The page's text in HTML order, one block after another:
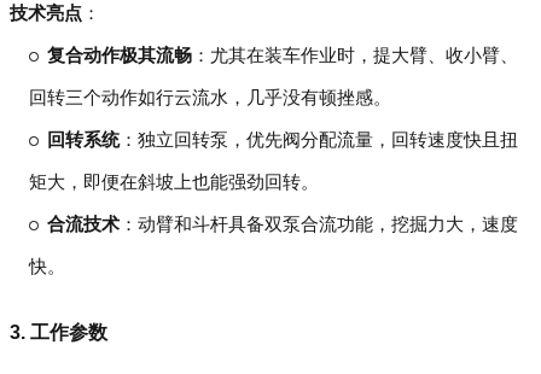
技术亮点 ：
复合动作极其流畅 ：尤其在装车作业时，提大臂、收小臂、
回转三个动作如行云流水，几乎没有顿挫感。
回转系统：独立回转泵，优先阀分配流量，回转速度快且扭
矩大，即便在斜坡上也能强劲回转。
合流技术 ：动臂和斗杆具备双泵合流功能，挖掘力大，速度
快。
3. 工作参数